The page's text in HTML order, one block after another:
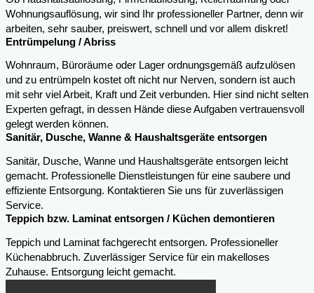
Wohnungsauflösung, wir sind Ihr professioneller Partner, denn wir
arbeiten, sehr sauber, preiswert, schnell und vor allem diskret!
Entrümpelung / Abriss
Wohnraum, Büroräume oder Lager ordnungsgemäß aufzulösen
und zu entrümpeln kostet oft nicht nur Nerven, sondern ist auch
mit sehr viel Arbeit, Kraft und Zeit verbunden. Hier sind nicht selten
Experten gefragt, in dessen Hände diese Aufgaben vertrauensvoll
gelegt werden können.
Sanitär, Dusche, Wanne & Haushaltsgeräte entsorgen
Sanitär, Dusche, Wanne und Haushaltsgeräte entsorgen leicht
gemacht. Professionelle Dienstleistungen für eine saubere und
effiziente Entsorgung. Kontaktieren Sie uns für zuverlässigen
Service.
Teppich bzw. Laminat entsorgen / Küchen demontieren
Teppich und Laminat fachgerecht entsorgen. Professioneller
Küchenabbruch. Zuverlässiger Service für ein makelloses
Zuhause. Entsorgung leicht gemacht.